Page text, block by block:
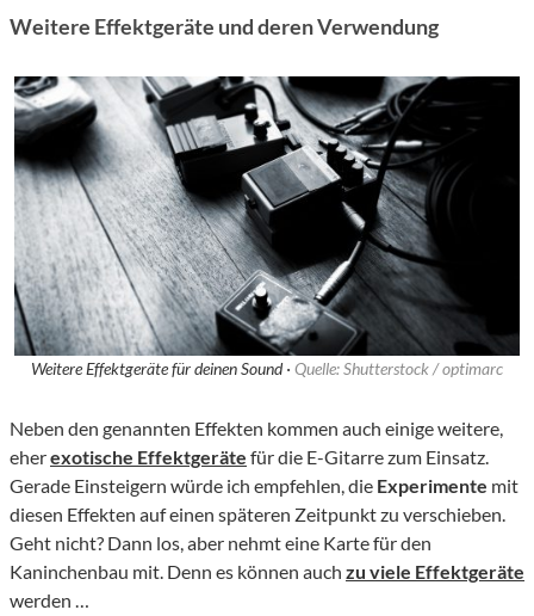
Weitere Effektgeräte und deren Verwendung
Weitere Effektgeräte für deinen Sound · Quelle: Shutterstock / optimarc
Neben den genannten Effekten kommen auch einige weitere,
eherexotische Effektgeräte für die E-Gitarre zum Einsatz.
Gerade Einsteigern würde ich empfehlen, die Experimente mit
diesen Effekten auf einen späteren Zeitpunkt zu verschieben.
Geht nicht? Dann los, aber nehmt eine Karte für den
Kaninchenbau mit. Denn es können auch zu viele Effektgeräte
werden …